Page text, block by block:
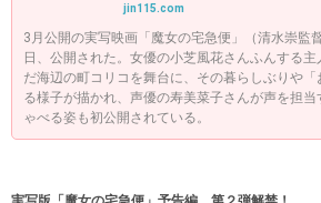
jin115.com
3月公開の実写映画「魔女の宅急便」（清水崇監
日、公開された。女優の小芝風花さんふんする
だ海辺の町コリコを舞台に、その暮らしぶりや
る様子が描かれ、声優の寿美菜子さんが声を担
ゃべる姿も初公開されている。